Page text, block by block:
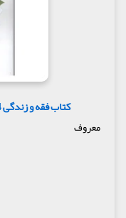
کتاب فقه و زندگی 54: احکام صندوق های قرض الحسنه
معروف